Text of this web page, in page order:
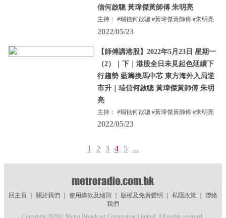
信何啟聰 黃瑋傑黃師傅 朱明亮
主持： #瑞信何啟聰 #黃瑋傑黃師傅 #朱明亮
2022/05/23
【師傅講港股】2022年5月23日 星期一
（2）｜下｜港股全日未見起色延續下
行趨勢 藍籌換馬中芯 東方海外入局逆
市升｜瑞信何啟聰 黃瑋傑黃師傅 朱明
亮
主持： #瑞信何啟聰 #黃瑋傑黃師傅 #朱明亮
2022/05/23
1 2 3 4 5 ...
回主頁｜ 關於我們 使用條款及細則 版權及免責聲明 私隱政策｜ 聯絡
我們
Copyright 2020© Metro Broadcast Corporation Limited. All rights reserved.